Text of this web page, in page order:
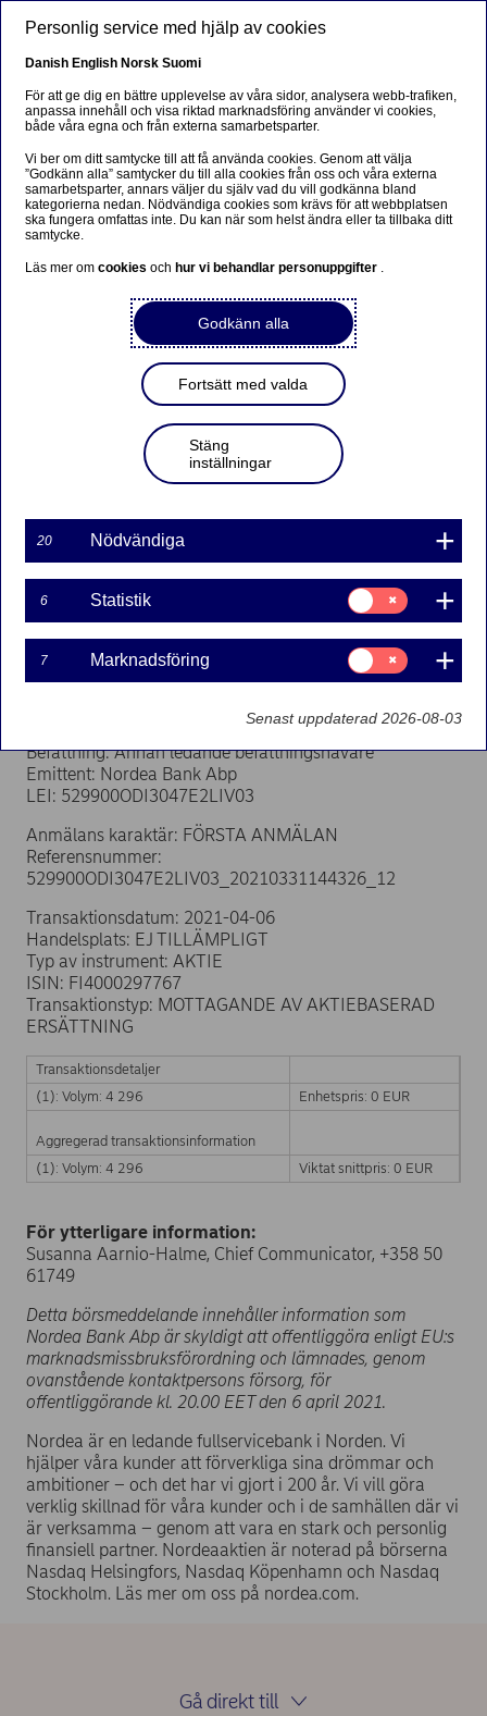
Beklager...
Siden findes desværre ikke på dansk
Bliv på siden|Fortsæt til en relateret side på dansk
Transaktioner utförda av
personer i ledande ställning
Ledningens transaktioner | 2021-04-06 19:00
Nordea Bank Abp
Börsmeddelande – Transaktioner utförda av personer i
6 april 2021, kl 20.00 EET
Anmälan om transaktioner enligt artikel 19 i EU:s
marknadsmissbruksförordning
Befattning: Annan ledande befattningshavare
Emittent: Nordea Bank Abp
LEI: 529900ODI3047E2LIV03
Anmälans karaktär: FÖRSTA ANMÄLAN
Referensnummer:
529900ODI3047E2LIV03_20210331144326_12
Transaktionsdatum: 2021-04-06
Handelsplats: EJ TILLÄMPLIGT
Typ av instrument: AKTIE
ISIN: FI4000297767
Transaktionstyp: MOTTAGANDE AV AKTIEBASERAD
ERSÄTTNING
Transaktionsdetaljer
(1): Volym: 4 296
Enhetspris: 0 EUR
Aggregerad transaktionsinformation
(1): Volym: 4 296
Viktat snittpris: 0 EUR
För ytterligare information:
Susanna Aarnio-Halme, Chief Communicator, +358 50
61749
Detta börsmeddelande innehåller information som
Nordea Bank Abp är skyldigt att offentliggöra enligt EU:s
marknadsmissbruksförordning och lämnades, genom
ovanstående kontaktpersons försorg, för
offentliggörande kl. 20.00 EET den 6 april 2021.
Nordea är en ledande fullservicebank i Norden. Vi
hjälper våra kunder att förverkliga sina drömmar och
ambitioner – och det har vi gjort i 200 år. Vi vill göra
verklig skillnad för våra kunder och i de samhällen där vi
är verksamma – genom att vara en stark och personlig
finansiell partner. Nordeaaktien är noterad på börserna
Nasdaq Helsingfors, Nasdaq Köpenhamn och Nasdaq
Stockholm. Läs mer om oss på nordea.com.
Gå direkt till
Personlig service med hjälp av cookies
Danish English Norsk Suomi
För att ge dig en bättre upplevelse av våra sidor, analysera webb-trafiken,
anpassa innehåll och visa riktad marknadsföring använder vi cookies,
både våra egna och från externa samarbetsparter.
Vi ber om ditt samtycke till att få använda cookies. Genom att välja
”Godkänn alla” samtycker du till alla cookies från oss och våra externa
samarbetsparter, annars väljer du själv vad du vill godkänna bland
kategorierna nedan. Nödvändiga cookies som krävs för att webbplatsen
ska fungera omfattas inte. Du kan när som helst ändra eller ta tillbaka ditt
samtycke.
Läs mer omcookiesoch hur vi behandlar personuppgifter .
Godkänn alla
Fortsätt med valda
Stäng
inställningar
20 Nödvändiga
6 Statistik
Samtycke
för:
Statistik
7 Marknadsföring
Samtycke
för:
Marknadsföring
Senast uppdaterad 2026-08-03